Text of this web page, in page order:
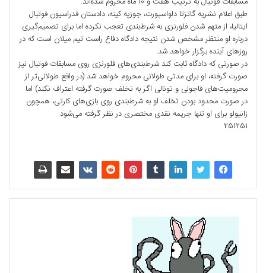
طبق اعلام نشریه گاتزتا دلواسپورت، جوزپه کینه، دادستان فدراسیون فوتبال
ایتالیا، از متهم شدن فلورنزی به شرط‌بندی تعجب نکرده اما برای تصمیم‌گیری
درباره او منتظر مشخص شدن نتیجه دادگاه دفاع راست تیم میلان است که در
روزهای آینده برگزار خواهد شد.
در صورتی که دادگاه ثابت کند شرط‌بندی‌های فلورنزی روی مسابقات فوتبال نیز
صورت گرفته، او برای مدتی طولانی محروم خواهد شد (در واقع طولانی‌تر از
محرومیت‌های فاجولی و تونالی اگر به تخلف صورت گرفته اعتراف نکند) اما
در صورت محدود بودن تخلف او به شرط‌بندی روی بازی‌های کارتی، همچون
زانیولو برای او تنها جریمه نقدی مختصری در نظر گرفته می‌شود.
251251